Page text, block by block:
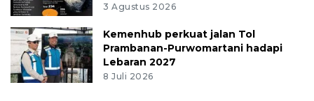
3 Agustus 2026
Kemenhub perkuat jalan Tol
Prambanan-Purwomartani hadapi
Lebaran 2027
8 Juli 2026